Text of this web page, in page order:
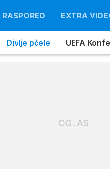
EXTRA
Divlje pčele UEFA
OGLAS